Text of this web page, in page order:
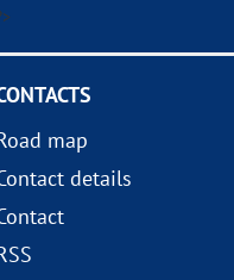
map
details